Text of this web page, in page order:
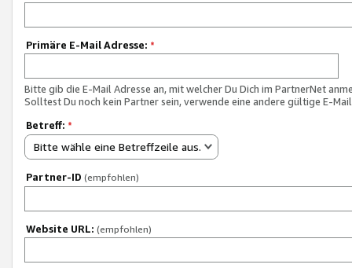
Primäre E-Mail Adresse: *
Bitte gib die E-Mail Adresse an, mit welcher Du Dich im PartnerNet
Solltest Du noch kein Partner sein, verwende eine andere gültige E-
Betreff: *
Bitte wähle eine Betreffzeile aus.
Partner-ID (empfohlen)
Website URL: (empfohlen)